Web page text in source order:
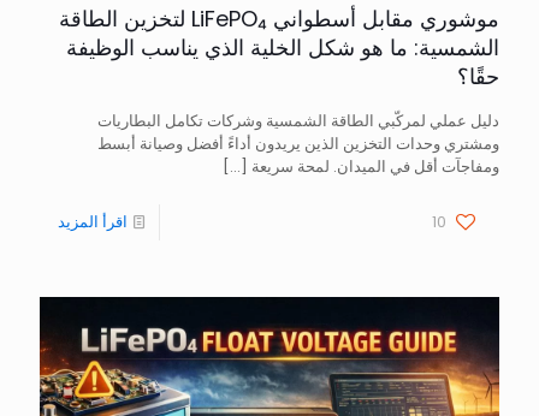
موشوري مقابل أسطواني LiFePO₄ لتخزين الطاقة
الشمسية: ما هو شكل الخلية الذي يناسب الوظيفة
حقًا؟
دليل عملي لمركّبي الطاقة الشمسية وشركات تكامل البطاريات
ومشتري وحدات التخزين الذين يريدون أداءً أفضل وصيانة أبسط
ومفاجآت أقل في الميدان. لمحة سريعة […]
10 اقرأ المزيد